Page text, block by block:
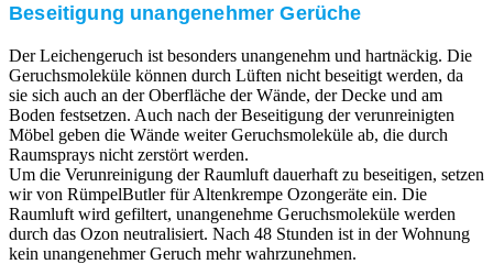
Beseitigung unangenehmer Gerüche
Der Leichengeruch ist besonders unangenehm und hartnäckig. Die
Geruchsmoleküle können durch Lüften nicht beseitigt werden, da
sie sich auch an der Oberfläche der Wände, der Decke und am
Boden festsetzen. Auch nach der Beseitigung der verunreinigten
Möbel geben die Wände weiter Geruchsmoleküle ab, die durch
Raumsprays nicht zerstört werden.
Um die Verunreinigung der Raumluft dauerhaft zu beseitigen, setzen
wir von RümpelButler für Altenkrempe Ozongeräte ein. Die
Raumluft wird gefiltert, unangenehme Geruchsmoleküle werden
durch das Ozon neutralisiert. Nach 48 Stunden ist in der Wohnung
kein unangenehmer Geruch mehr wahrzunehmen.